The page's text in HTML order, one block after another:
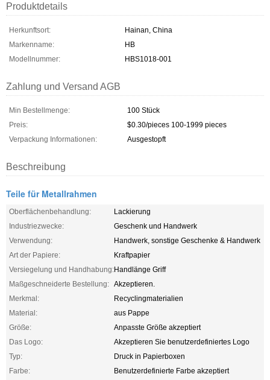
Produktdetails
Herkunftsort:
Hainan, China
Markenname:
HB
Modellnummer:
HBS1018-001
Zahlung und Versand AGB
Min Bestellmenge:
100 Stück
Preis:
$0.30/pieces 100-1999 pieces
Verpackung Informationen:
Ausgestopft
Beschreibung
Teile für Metallrahmen
Oberflächenbehandlung:
Lackierung
Industriezwecke:
Geschenk und Handwerk
Verwendung:
Handwerk, sonstige Geschenke & Handwerk
Art der Papiere:
Kraftpapier
Versiegelung und Handhabung:Handlänge Griff
Maßgeschneiderte Bestellung: Akzeptieren.
Merkmal:
Recyclingmaterialien
Material:
aus Pappe
Größe:
Anpasste Größe akzeptiert
Das Logo:
Akzeptieren Sie benutzerdefiniertes Logo
Typ:
Druck in Papierboxen
Farbe:
Benutzerdefinierte Farbe akzeptiert